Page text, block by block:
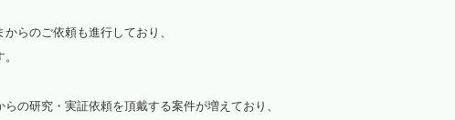
植物観察
洗浄装置
らのご依頼も進行しており、
の研究・実証依頼を頂戴する案件が増えており、